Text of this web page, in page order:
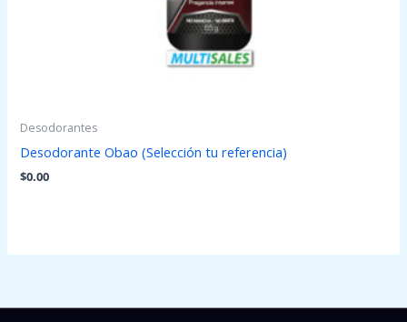
Desodorantes
Desodorante Obao (Selección tu referencia)
$0.00